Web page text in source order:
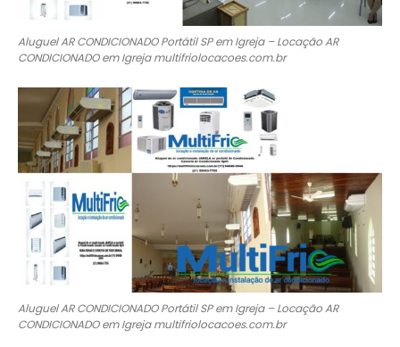
Aluguel AR CONDICIONADO Portátil SP em Igreja – Locação AR
CONDICIONADO em Igreja multifriolocacoes.com.br
Aluguel AR CONDICIONADO Portátil SP em Igreja – Locação AR
CONDICIONADO em Igreja multifriolocacoes.com.br